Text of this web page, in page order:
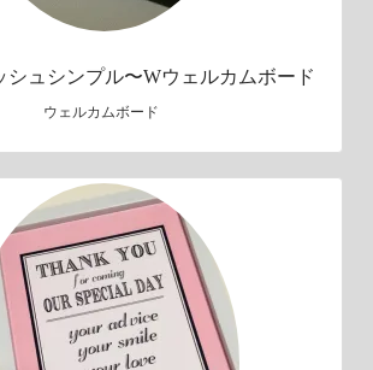
シュシンプル〜Wウェルカムボード
ウェルカムボード